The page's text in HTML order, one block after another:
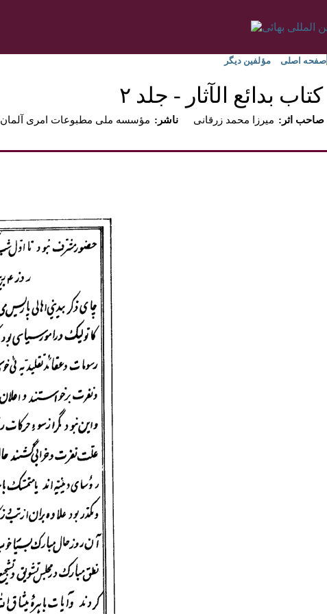
صفحه اصلی مؤلفين ديگر
كتاب بدائع الآثار - جلد ٢‏
مؤسسه ملى مطبوعات امرى آلمان :ناشر ميرزا محمد زرقانى
:صاحب اثر